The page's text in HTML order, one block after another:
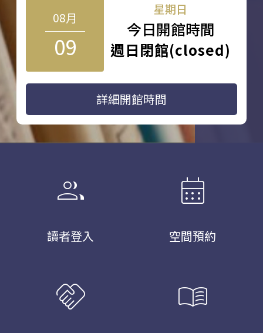
08月
09
星期日
今日開館時間
週日閉館(closed)
詳細開館時間
group
讀者登入
calendar_month
空間預約
handshake menu_book